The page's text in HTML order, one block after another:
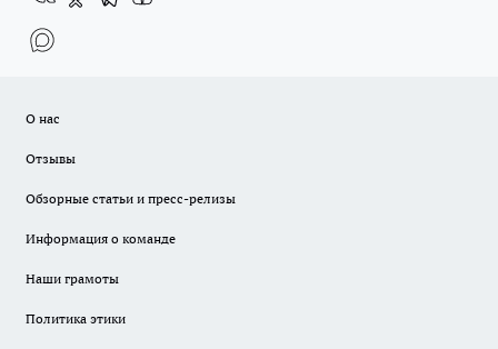
О нас
Отзывы
Обзорные статьи и пресс-релизы
Информация о команде
Наши грамоты
Политика этики